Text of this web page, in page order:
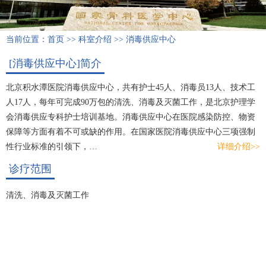
当前位置： 首页 >> 科室介绍 >> 消毒供应中心
[消毒供应中心]简介
北京积水潭医院消毒供应中心，共有护士45人、消毒员13人、技术工
人17人，每年可完成90万包的清洗、消毒及灭菌工作，是北京护理学
会消毒供应专科护士培训基地。消毒供应中心在医院感染防控、物资
保障等方面有着不可或缺的作用。在国家医院消毒供应中心三项强制
性行业标准的引领下，…
详细介绍>>
诊疗范围
清洗、消毒及灭菌工作